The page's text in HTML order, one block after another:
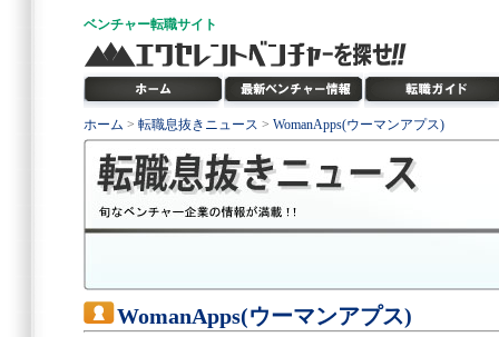
ベンチャー転職サイト
ホーム > 転職息抜きニュース > WomanApps(ウーマンアプス)
WomanApps(ウーマンアプス)